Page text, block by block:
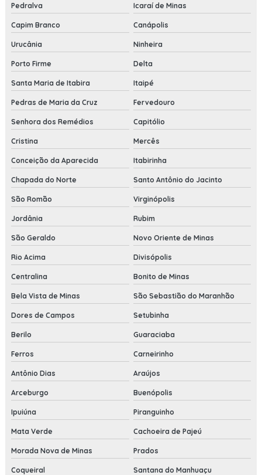
Pedralva Icaraí de Minas
Capim Branco Canápolis
Urucânia Ninheira
Porto Firme Delta
Santa Maria de Itabira Itaipé
Pedras de Maria da Cruz Fervedouro
Senhora dos Remédios Capitólio
Cristina Mercês
Conceição da Aparecida Itabirinha
Chapada do Norte Santo Antônio do Jacinto
São Romão Virginópolis
Jordânia Rubim
São Geraldo Novo Oriente de Minas
Rio Acima Divisópolis
Centralina Bonito de Minas
Bela Vista de Minas São Sebastião do Maranhão
Dores de Campos Setubinha
Berilo Guaraciaba
Ferros Carneirinho
Antônio Dias Araújos
Arceburgo Buenópolis
Ipuiúna Piranguinho
Mata Verde Cachoeira de Pajeú
Morada Nova de Minas Prados
Coqueiral Santana do Manhuaçu